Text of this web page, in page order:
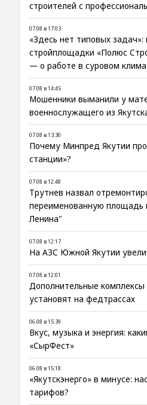
строителей с
07.08 в 17:03
«Здесь нет типовых задач»:
стройплощадки «Полюс
— о работе в суровом
07.08 в 14:45
Мошенники выманили у
военнослужащего из
07.08 в 13:30
Почему Минпред Якутии
станции»?
07.08 в 12:48
Трутнев назвал
переименованную площадь
Ленина"
07.08 в 12:17
На АЗС Южной Якутии
07.08 в 12:01
Дополнительные
установят на федтрассах
06.08 в 15:39
Вкус, музыка и энергия:
«СырФест»
06.08 в 15:18
«Якутскэнерго» в минусе:
тарифов?